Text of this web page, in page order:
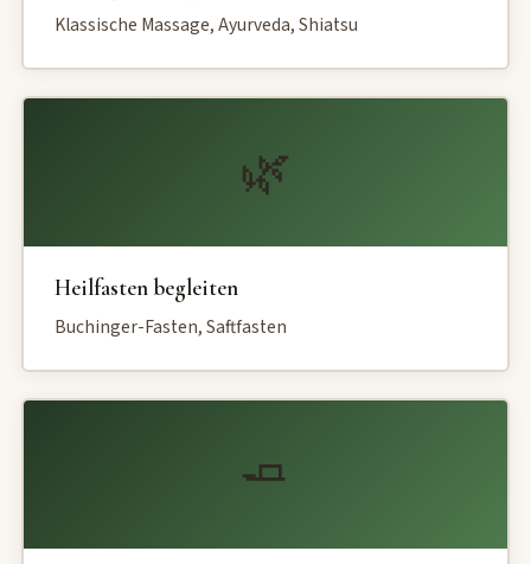
Klassische Massage, Ayurveda, Shiatsu
🌿
Heilfasten begleiten
Buchinger-Fasten, Saftfasten
🧈